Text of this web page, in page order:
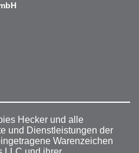
Hecker und alle
und Dienstleistungen der
Warenzeichen